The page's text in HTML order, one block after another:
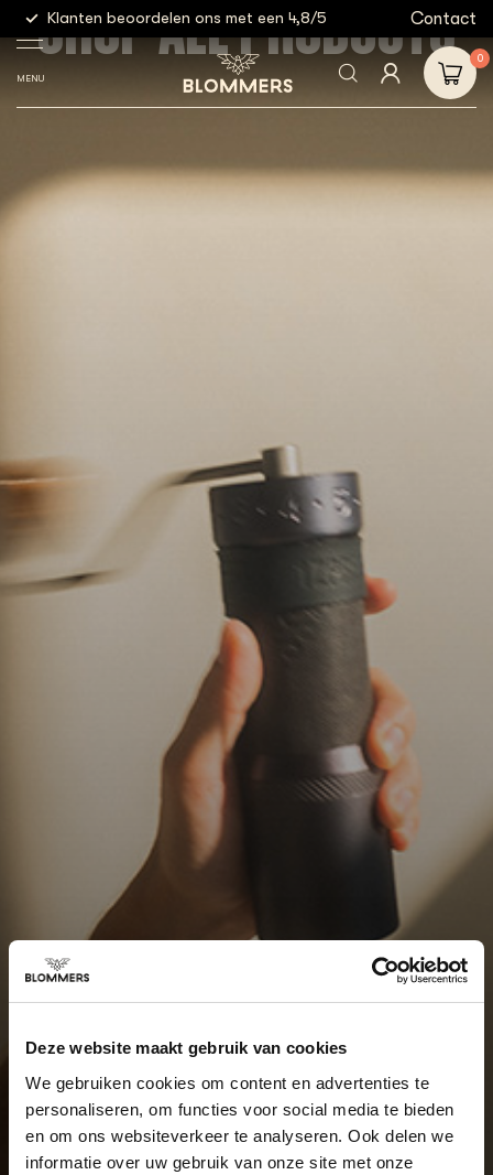
Deze website maakt gebruik van cookies
We gebruiken cookies om content en advertenties te
personaliseren, om functies voor social media te bieden
en om ons websiteverkeer te analyseren. Ook delen we
informatie over uw gebruik van onze site met onze
Klanten beoordelen ons met een 4,8/5 Gratis
Contact
MENU
0
SHOP ALL PRODUCTS